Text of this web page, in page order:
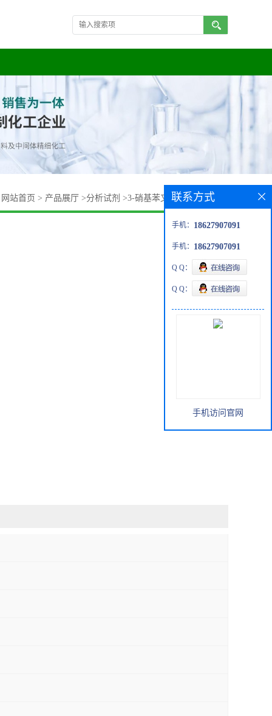
网站首页 > 产品展厅 >分析试剂 >3-硝基苯叉基乙酰乙酸乙酯
联系方式
手机： 18627907091
手机： 18627907091
Q Q：
Q Q：
手机访问官网